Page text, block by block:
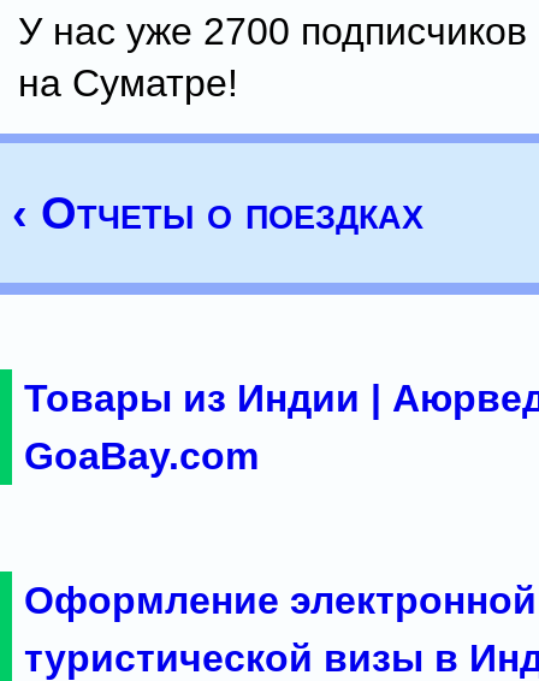
У нас уже 2700
на Суматре!
‹ Отчеты о поездках
Товары из Индии |
GoaBay.com
Оформление электронной
туристической визы в